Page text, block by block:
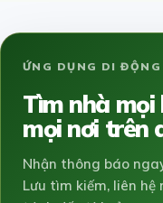
ỨNG DỤNG DI ĐỘNG
Tìm nhà mọi
mọi nơi trên
Nhận thông báo
Lưu tìm kiếm, liên